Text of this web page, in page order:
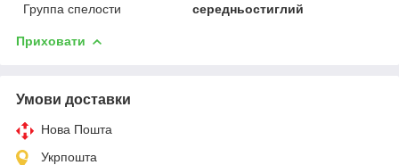
Группа спелости
середньостиглий
Приховати
Умови доставки
Нова Пошта
Укрпошта